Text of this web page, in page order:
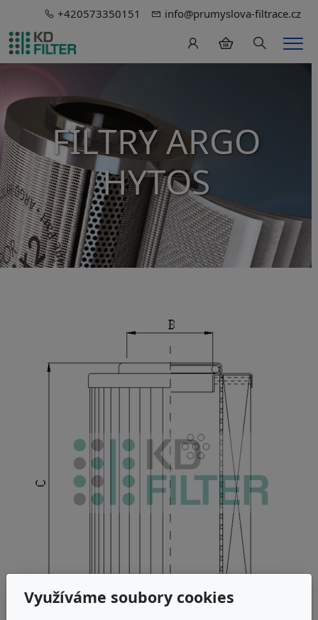
+420573350151 info@prumyslova-filtrace.cz
Hledání
FILTRY ARGO
HYTOS
Využíváme soubory cookies